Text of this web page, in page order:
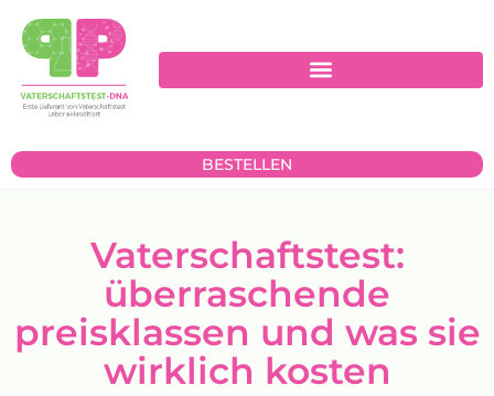
BESTELLEN
Vaterschaftstest:
überraschende
preisklassen und was sie
wirklich kosten